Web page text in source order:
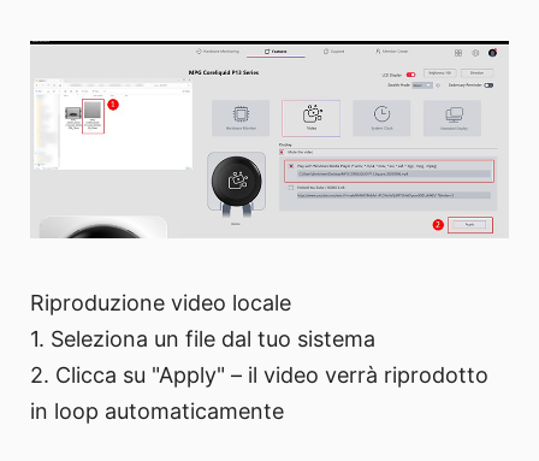
Riproduzione video locale
1. Seleziona un file dal tuo sistema
2. Clicca su "Apply" – il video verrà riprodotto
in loop automaticamente